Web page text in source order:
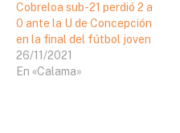
Cobreloa sub-21 perdió 2 a
0 ante la U de Concepción
en la final del fútbol joven
26/11/2021
En «Calama»